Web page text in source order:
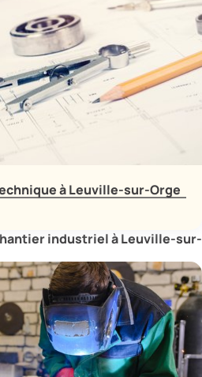
à Leuville-sur-Orge
industriel à Leuville-sur-